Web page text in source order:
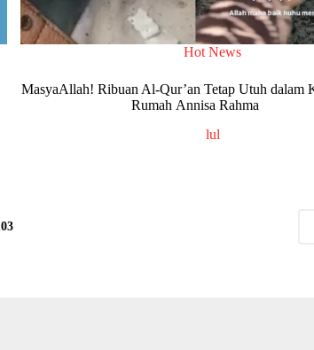
Hot News
MasyaAllah! Ribuan Al-Qur’an Tetap Utuh dalam
Rumah Annisa Rahma
lul